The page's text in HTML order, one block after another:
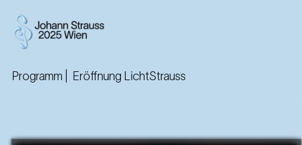
Programm | Eröffnung LichtStrauss